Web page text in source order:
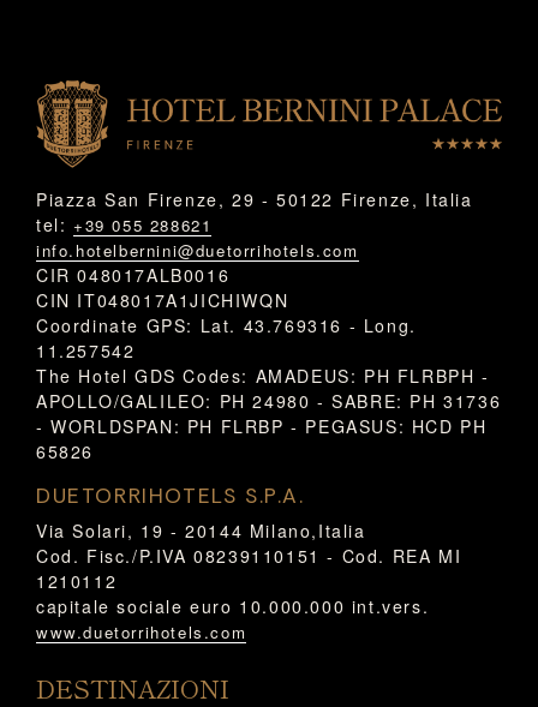
Piazza San Firenze, 29 - 50122 Firenze, Italia
tel: +39 055 288621
info.hotelbernini@duetorrihotels.com
CIR 048017ALB0016
CIN IT048017A1JICHIWQN
Coordinate GPS: Lat. 43.769316 - Long.
11.257542
The Hotel GDS Codes: AMADEUS: PH FLRBPH -
APOLLO/GALILEO: PH 24980 - SABRE: PH 31736
- WORLDSPAN: PH FLRBP - PEGASUS: HCD PH
65826
DUETORRIHOTELS S.P.A.
Via Solari, 19 - 20144 Milano,Italia
Cod. Fisc./P.IVA 08239110151 - Cod. REA MI
1210112
capitale sociale euro 10.000.000 int.vers.
www.duetorrihotels.com
DESTINAZIONI